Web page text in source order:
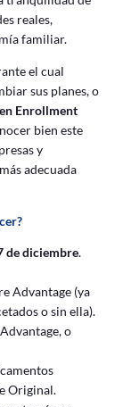
reales,
familiar.
el cual
sus planes, o
Enrollment
bien este
y
adecuada
de diciembre.
Advantage (ya
o sin ella).
o
Original.